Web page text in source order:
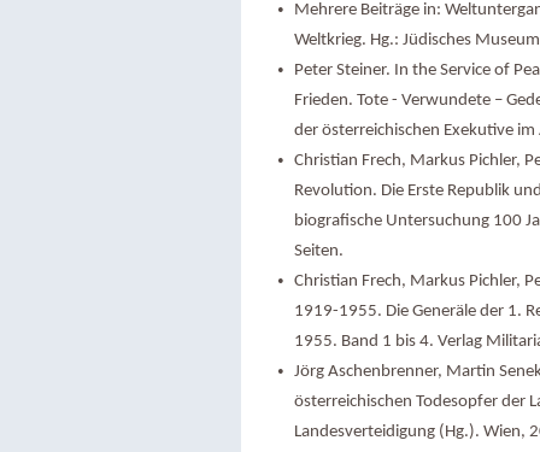
Mehrere Beiträge in:
Weltkrieg. Hg.: Jüdisches
Peter Steiner. In the Service of
Frieden. Tote - Verwundete –
der österreichischen Exekutive
Christian Frech, Markus Pichler,
Revolution. Die Erste Republik
biografische Untersuchung 100
Seiten.
Christian Frech, Markus Pichler,
1919-1955. Die Generäle der 1.
1955. Band 1 bis 4. Verlag
Jörg Aschenbrenner, Martin
österreichischen Todesopfer der
Landesverteidigung (Hg.). Wien,